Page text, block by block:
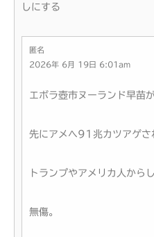
しにする
匿名
2026年 6月 19日 6:01am
エボラ壺市ヌーランド早苗
先にアメへ91兆カツアゲさ
トランプやアメリカ人から
無傷。